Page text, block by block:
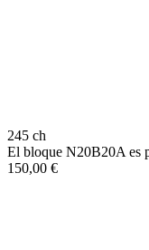
245 ch
El bloque N20B20A es
150,00 €